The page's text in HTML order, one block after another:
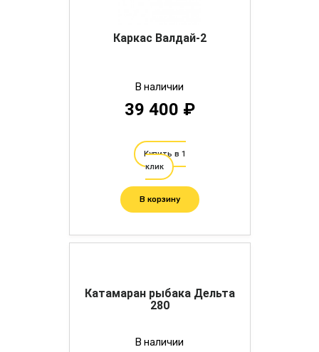
Каркас Валдай-2
В наличии
39 400 ₽
Купить в 1
клик
В корзину
Катамаран рыбака Дельта
280
В наличии